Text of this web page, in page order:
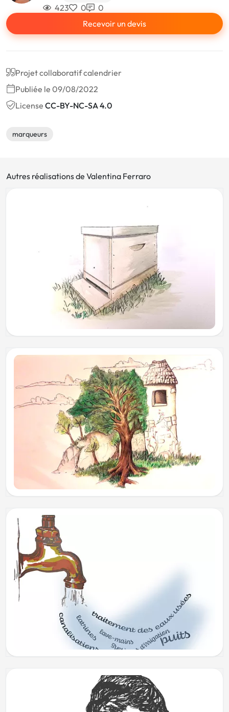
423 0
0
Recevoir un devis
Projet collaboratif calendrier
Publiée le 09/08/2022
License CC-BY-NC-SA 4.0
marqueurs
Autres réalisations de Valentina Ferraro